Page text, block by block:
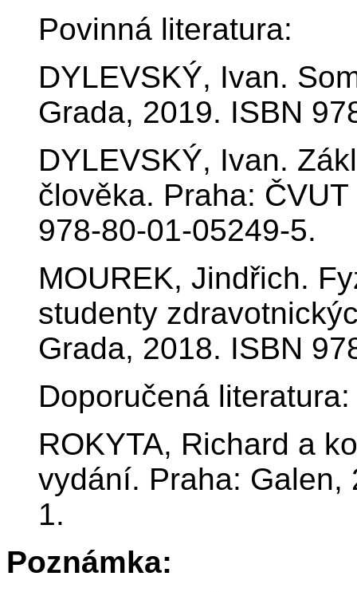
Povinná literatura:
DYLEVSKÝ, Ivan.
Grada, 2019. ISBN
DYLEVSKÝ, Ivan.
člověka. Praha:
978-80-01-05249-5.
MOUREK, Jindřich.
studenty
Grada, 2018. ISBN
Doporučená literatura:
ROKYTA, Richard a
vydání. Praha: Galen,
1.
Poznámka: